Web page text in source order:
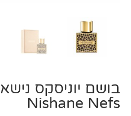
בושם יוניסקס
Nishane Nefs